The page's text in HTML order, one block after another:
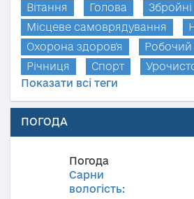
Вітання Голова
Місцеве самоврядування
Охорона здоров'я
Робочий
Річниця
Спорт
Показати всі теги
ПОГОДА
Погода
Сарни
вологість: